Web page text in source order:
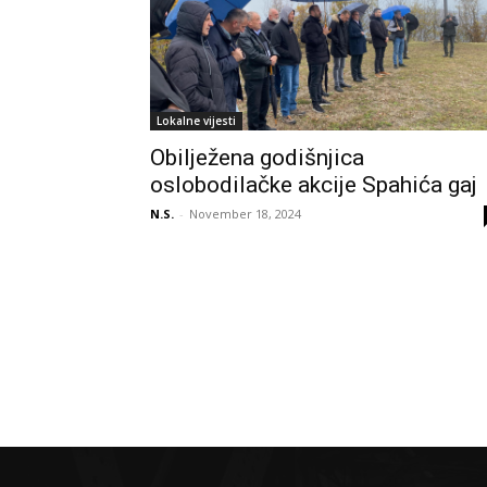
Lokalne vijesti
Obilježena godišnjica
oslobodilačke akcije Spahića gaj
N.S. - November 18, 2024